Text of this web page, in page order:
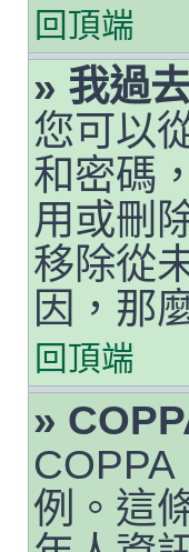
回頂端
» 我過
您可以
和密碼
用或刪
移除從
因，那
回頂端
»
例。這